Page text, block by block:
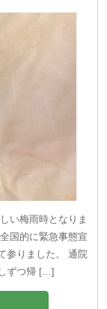
い梅雨時となりま
国的に緊急事態宣
参りました。 通院
ずつ帰 […]